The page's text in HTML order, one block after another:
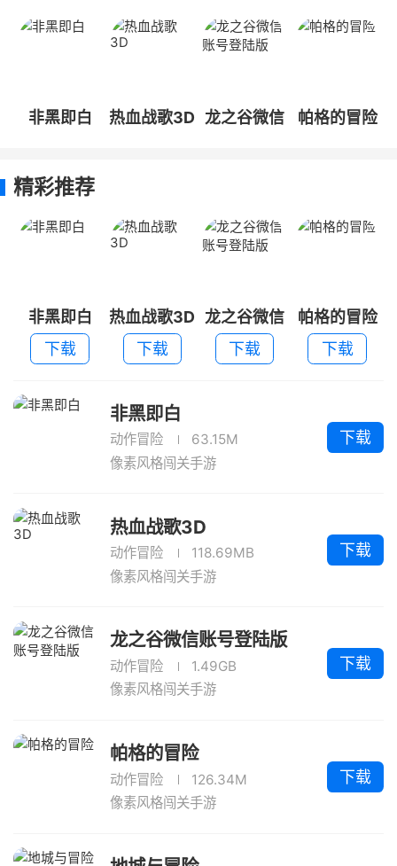
非黑即白 热血战歌3D
龙之谷微信
帕格的冒险
精彩推荐
非黑即白
下载
热血战歌3D
下载
龙之谷微信
账号登陆版
下载
帕格的冒险
下载
非黑即白
动作冒险
63.15M
像素风格闯关手游
下载
热血战歌3D
动作冒险
118.69MB
像素风格闯关手游
下载
龙之谷微信账号登陆版
动作冒险
1.49GB
像素风格闯关手游
下载
帕格的冒险
动作冒险
126.34M
像素风格闯关手游
下载